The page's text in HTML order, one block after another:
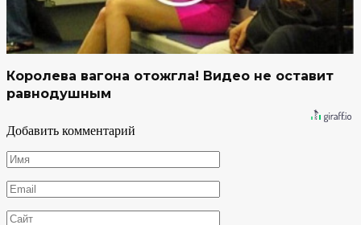
Королева вагона отожгла! Видео не оставит
равнодушным
Добавить комментарий
Имя
*
Email
*
Сайт